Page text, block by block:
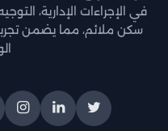
في الإجراءات الإدارية،
سكن ملائم، مما يضمن